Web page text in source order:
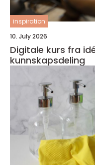
inspiration
10. July 2026
Digitale kurs fra idé til lønnsom
kunnskapsdeling